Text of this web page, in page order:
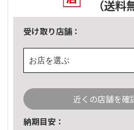
（送料
受け取り店舗：
お店を選ぶ
近くの店舗を確
納期目安：